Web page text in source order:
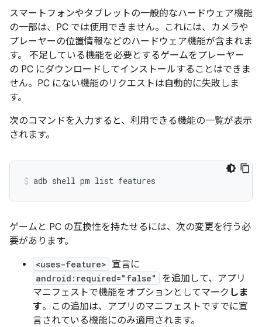
スマートフォンやタブレットの一般的なハードウェア機能
の一部は、PC では使用できません。これには、カメラや
プレーヤーの位置情報などのハードウェア機能が含まれま
す。 不足している機能を必要とするゲームをプレーヤー
の PC にダウンロードしてインストールすることはできま
せん。PC にない機能のリクエストは自動的に失敗しま
す。
次のコマンドを入力すると、利用できる機能の一覧が表示
されます。
adb shell pm list features
ゲームと PC の互換性を持たせるには、次の変更を行う必
要があります。
<uses-feature> 宣言に
android:required="false"
を追加して、アプリ
マニフェストで機能をオプションとしてマーク しま
す。この追加は、アプリのマニフェストですでに宣
言されている機能にのみ適用されます。